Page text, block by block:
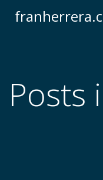
Posts